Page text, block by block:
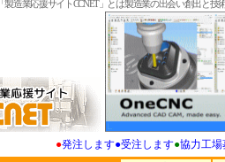
「製造業応援サイトCCNET」とは製造業の出会い創出と
●発注します●受注します●協力工場